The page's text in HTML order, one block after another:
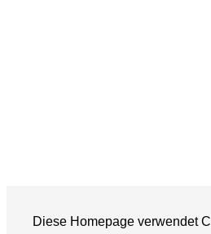
Diese Homepage verwendet